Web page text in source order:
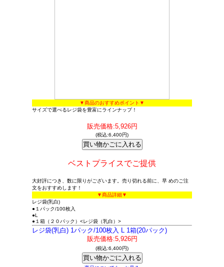
▼商品のおすすめポイント▼
サイズで選べるレジ袋を豊富にラインナップ！
販売価格:5,926円
(税込:6,400円)
ベストプライスでご提供
大好評につき、数に限りがございます。売り切れる前に、早 めのご注
文をおすすめします！
▼商品詳細▼
レジ袋(乳白)
●１パック/100枚入
●L
●１箱（２０パック）<レジ袋（乳白）>
レジ袋(乳白) 1パック/100枚入 L 1箱(20パック)
販売価格:5,926円
(税込:6,400円)